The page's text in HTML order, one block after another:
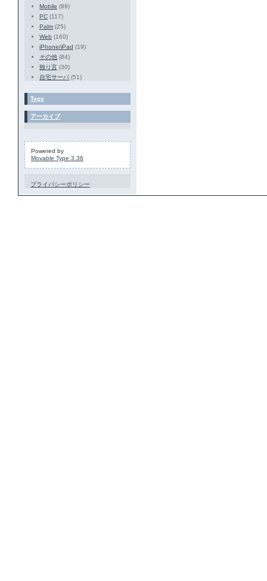
Mobile (89)
PC (117)
Palm (25)
Web (160)
iPhone/iPad (19)
その他 (84)
独り言 (30)
自宅サーバ (51)
Tags
アーカイブ
Powered by
Movable Type 3.36
プライバシーポリシー